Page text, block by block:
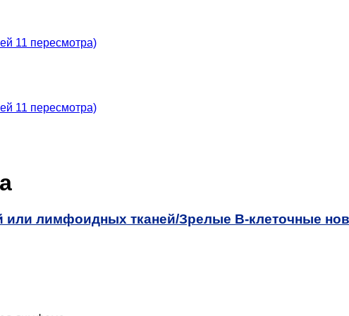
11 пересмотра)
11 пересмотра)
или лимфоидных тканей/Зрелые В-клеточные